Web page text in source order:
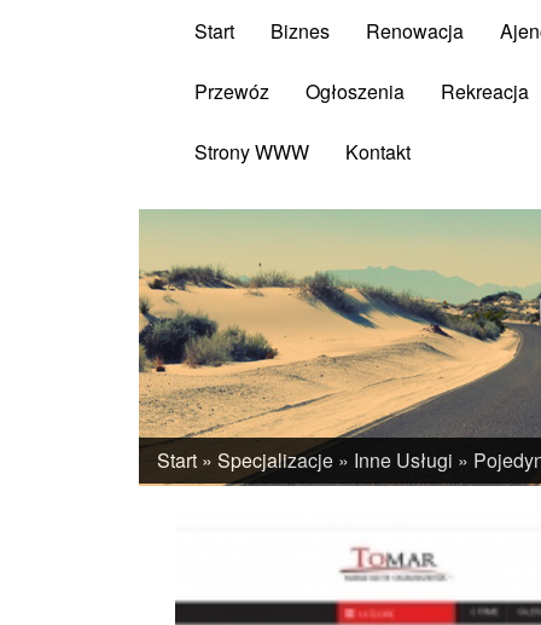
Start Biznes Renowacja
Przewóz Ogłoszenia Rekreacja
Strony WWW Kontakt
Start » Specjalizacje » Inne Usługi »